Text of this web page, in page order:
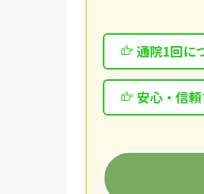
通院1回に
安心・信